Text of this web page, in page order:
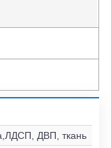
ДВП, ткань